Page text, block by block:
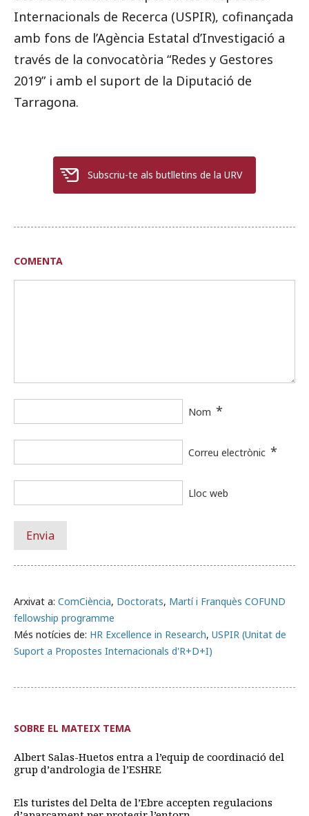
Internacionals de Recerca (USPIR), cofinançada
amb fons de l’Agència Estatal d’Investigació a
través de la convocatòria “Redes y Gestores
2019” i amb el suport de la Diputació de
Tarragona.
Subscriu-te als butlletins de la URV
Arxivat a: ComCiència, Doctorats, Martí i Franquès COFUND
fellowship programme
Més notícies de: HR Excellence in Research, USPIR (Unitat de
Suport a Propostes Internacionals d'R+D+I)
COMENTA
Nom *
Correu electrònic *
Lloc web
SOBRE EL MATEIX TEMA
Albert Salas-Huetos entra a l’equip de coordinació del
grup d’andrologia de l’ESHRE
Els turistes del Delta de l’Ebre accepten regulacions